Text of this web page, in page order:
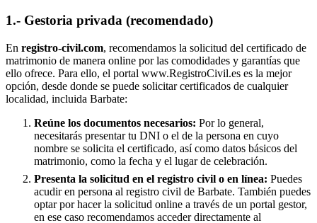
1.- Gestoria privada (recomendado)
En registro-civil.com, recomendamos la solicitud del certificado de
matrimonio de manera online por las comodidades y garantías que
ello ofrece. Para ello, el portal www.RegistroCivil.es es la mejor
opción, desde donde se puede solicitar certificados de cualquier
localidad, incluida Barbate:
Reúne los documentos necesarios: Por lo general,
necesitarás presentar tu DNI o el de la persona en cuyo
nombre se solicita el certificado, así como datos básicos del
matrimonio, como la fecha y el lugar de celebración.
Presenta la solicitud en el registro civil o en línea: Puedes
acudir en persona al registro civil de Barbate. También puedes
optar por hacer la solicitud online a través de un portal gestor,
en ese caso recomendamos acceder directamente al